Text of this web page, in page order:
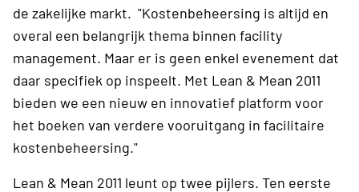
de zakelijke markt. "Kostenbeheersing is altijd en
overal een belangrijk thema binnen facility
management. Maar er is geen enkel evenement dat
daar specifiek op inspeelt. Met Lean & Mean 2011
bieden we een nieuw en innovatief platform voor
het boeken van verdere vooruitgang in facilitaire
kostenbeheersing."
Lean & Mean 2011 leunt op twee pijlers. Ten eerste